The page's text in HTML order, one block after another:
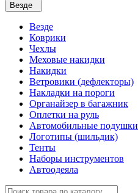
Везде
Везде
Коврики
Чехлы
Меховые накидки
Накидки
Ветровики (дефлекторы)
Накладки на пороги
Органайзер в багажник
Оплетки на руль
Автомобильные подушки
Логотипы (шильдик)
Тенты
Наборы инструментов
Автоодеяла